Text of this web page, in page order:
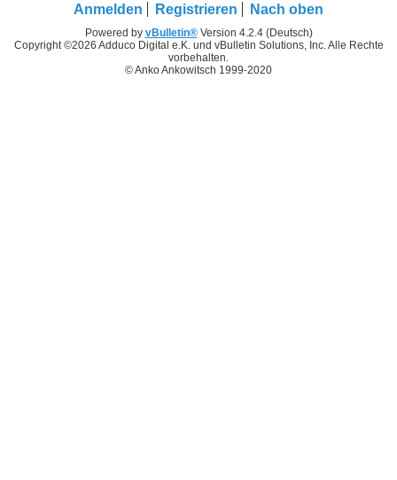
Anmelden Registrieren Nach oben
Powered by vBulletin®Version 4.2.4 (Deutsch)
Copyright ©2026 Adduco Digital e.K. und vBulletin Solutions, Inc. Alle Rechte
vorbehalten.
© Anko Ankowitsch 1999-2020